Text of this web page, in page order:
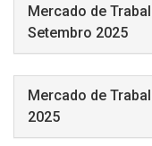
Mercado de
Setembro 2025
Mercado de
2025